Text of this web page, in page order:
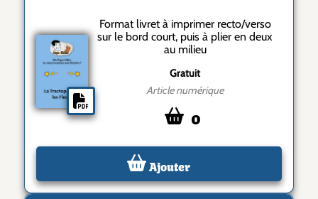
Format livret à imprimer recto/verso
sur le bord court, puis à plier en deux
au milieu
Gratuit
Article numérique
0
Ajouter